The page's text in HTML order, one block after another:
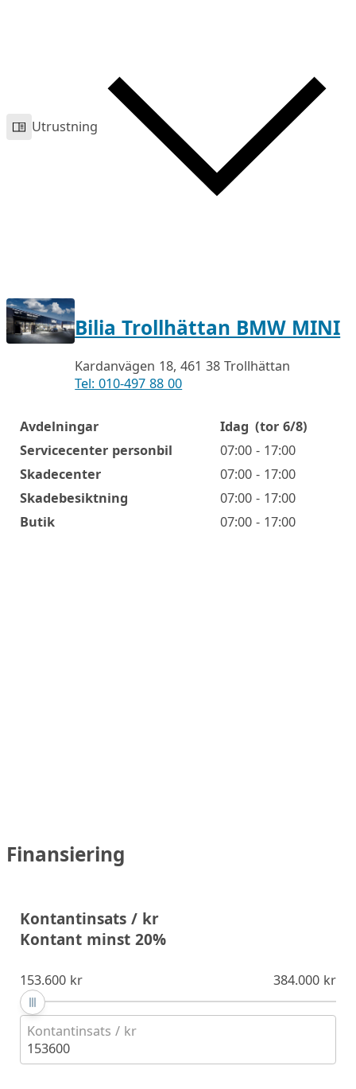
Utrustning
Bilia Trollhättan BMW MINI
Kardanvägen 18, 461 38 Trollhättan
Tel: 010-497 88 00
Öppettider
Avdelningar Idag (tor 6/8)
Servicecenter personbil
07:00 - 17:00
Skadecenter
07:00 - 17:00
Skadebesiktning
07:00 - 17:00
Butik
07:00 - 17:00
Finansiering
Kontantinsats / kr
Kontant minst 20%
153.600 kr 384.000 kr
Kontantinsats / kr
153600